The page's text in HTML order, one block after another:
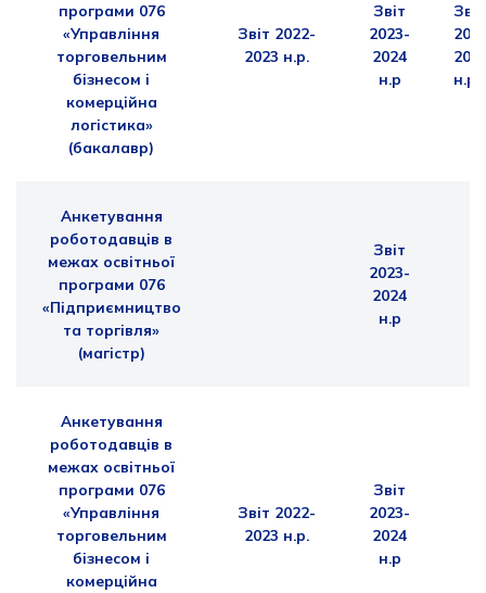
програми 076
«Управління
торговельним
бізнесом і
комерційна
логістика»
(бакалавр)
Звіт 2022-
2023 н.р.
Звіт
2023-
2024
н.р
Звіт
н.р
Анкетування
роботодавців в
межах освітньої
програми 076
«Підприємництво
та торгівля»
(магістр)
Звіт
2023-
2024
н.р
Анкетування
роботодавців в
межах освітньої
програми 076
«Управління
торговельним
бізнесом і
комерційна
Звіт 2022-
2023 н.р.
Звіт
2023-
2024
н.р